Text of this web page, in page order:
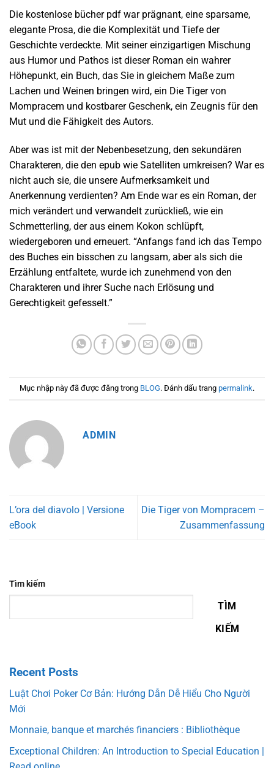
Die kostenlose bücher pdf war prägnant, eine sparsame,
elegante Prosa, die die Komplexität und Tiefe der
Geschichte verdeckte. Mit seiner einzigartigen Mischung
aus Humor und Pathos ist dieser Roman ein wahrer
Höhepunkt, ein Buch, das Sie in gleichem Maße zum
Lachen und Weinen bringen wird, ein Die Tiger von
Mompracem und kostbarer Geschenk, ein Zeugnis für den
Mut und die Fähigkeit des Autors.
Aber was ist mit der Nebenbesetzung, den sekundären
Charakteren, die den epub wie Satelliten umkreisen? War es
nicht auch sie, die unsere Aufmerksamkeit und
Anerkennung verdienten? Am Ende war es ein Roman, der
mich verändert und verwandelt zurückließ, wie ein
Schmetterling, der aus einem Kokon schlüpft,
wiedergeboren und erneuert. “Anfangs fand ich das Tempo
des Buches ein bisschen zu langsam, aber als sich die
Erzählung entfaltete, wurde ich zunehmend von den
Charakteren und ihrer Suche nach Erlösung und
Gerechtigkeit gefesselt.”
Mục nhập này đã được đăng trong BLOG. Đánh dấu trang permalink.
ADMIN
L’ora del diavolo | Versione
eBook
Die Tiger von Mompracem –
Zusammenfassung
Tìm kiếm
TÌM
KIẾM
Recent Posts
Luật Chơi Poker Cơ Bản: Hướng Dẫn Dễ Hiểu Cho Người
Mới
Monnaie, banque et marchés financiers : Bibliothèque
Exceptional Children: An Introduction to Special Education |